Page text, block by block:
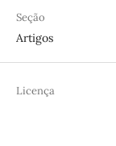
Seção
Artigos
Licença